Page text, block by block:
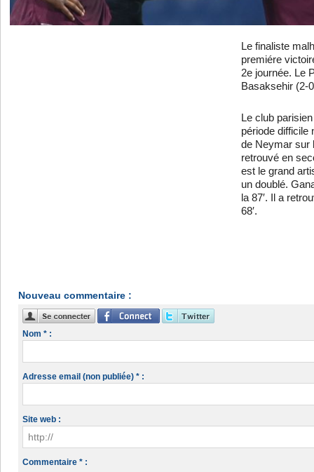
Le finaliste
premiére
2e journée. Le
Basaksehir (2-
Le club
période difficile
de Neymar sur
retrouvé en
est le grand
un doublé.
la 87′. Il a
68′.
Nouveau commentaire :
Nom * :
Adresse email (non publiée) * :
Site web :
Commentaire * :